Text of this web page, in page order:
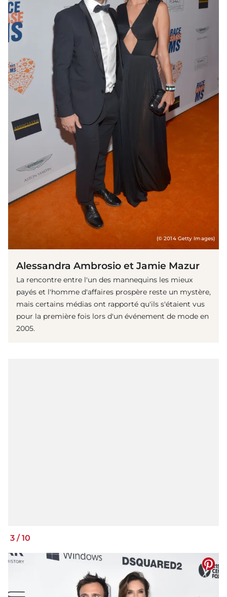
(© 2014 Getty Images)
Alessandra Ambrosio et Jamie Mazur
La rencontre entre l'un des mannequins les mieux
payés et l'homme d'affaires prospère reste un mystère,
mais certains médias ont rapporté qu'ils s'étaient vus
pour la première fois lors d'un événement de mode en
2005.
3 /10